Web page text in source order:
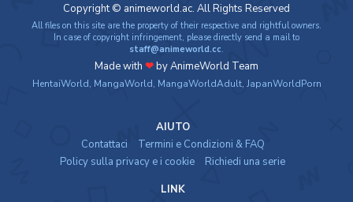
Copyright © animeworld.ac. All Rights Reserved
All files on this site are the property of their respective and rightful owners.
In case of copyright infringement, please directly send a mail to
staff@animeworld.cc.
Made with ❤by AnimeWorld Team
HentaiWorld, MangaWorld, MangaWorldAdult, JapanWorldPorn
AIUTO
Contattaci
Termini e Condizioni & FAQ
Policy sulla privacy e i cookie
Richiedi una serie
LINK